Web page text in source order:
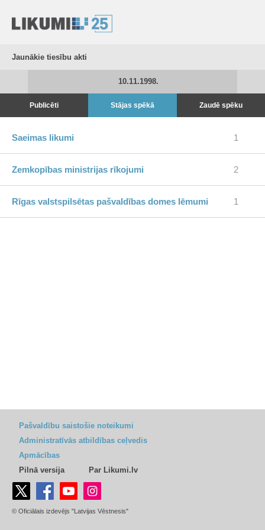
Jaunākie tiesību akti
10.11.1998.
Publicēti Stājas spēkā Zaudē spēku
Saeimas likumi 1
Zemkopības ministrijas rīkojumi 2
Rīgas valstspilsētas pašvaldības domes lēmumi 1
Pašvaldību saistošie noteikumi
Administratīvās atbildības ceļvedis
Apmācības
Pilnā versija
Par Likumi.lv
© Oficiālais izdevējs "Latvijas Vēstnesis"